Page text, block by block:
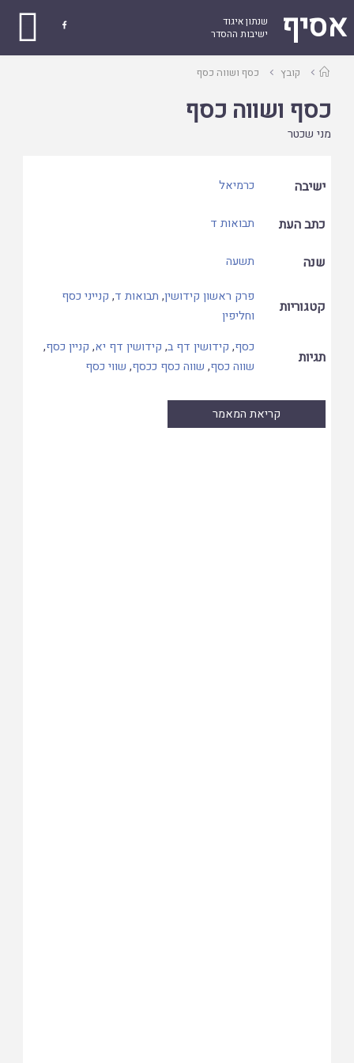
אסיף
שנתון איגוד
ישיבות ההסדר

עמודקובץ כסף ושווה כסף
כסף ושווה כסף
מני שכטר
ישיבה כרמיאל
כתב העת תבואות ד
שנה תשעה
קטגוריות
פרק ראשון קידושין, תבואות ד, קנייני כסף
וחליפין
תגיות
כסף, קידושין דף ב, קידושין דף יא, קניין כסף,
שווה כסף, שווה כסף ככסף, שווי כסף
קריאת המאמר